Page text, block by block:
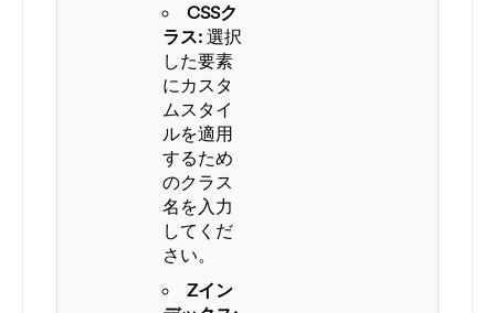
CSSク
ラス: 選択
した要素
にカスタ
ムスタイ
ルを適用
するため
のクラス
名を入力
してくだ
さい。
Zイン